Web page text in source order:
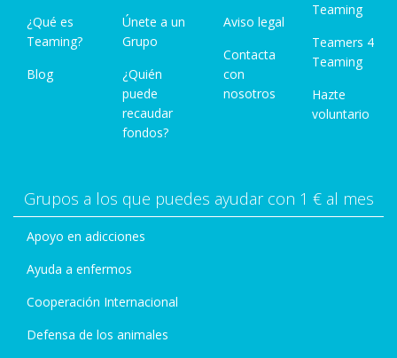
¿Qué es
Teaming?
Blog
Únete a un
Grupo
¿Quién
puede
recaudar
fondos?
Aviso legal
Contacta
con
nosotros
Teaming
Teamers 4
Teaming
Hazte
voluntario
Grupos a los que puedes ayudar con 1 € al mes
Apoyo en adicciones
Ayuda a enfermos
Cooperación Internacional
Defensa de los animales